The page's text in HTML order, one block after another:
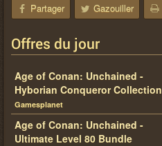
Partager Gazouiller
Offres du jour
Age of Conan: Unchained -
Hyborian Conqueror Collection
Gamesplanet
Age of Conan: Unchained -
Ultimate Level 80 Bundle